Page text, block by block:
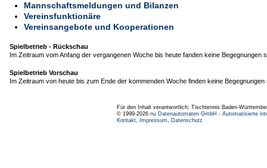
Mannschaftsmeldungen und Bilanzen
Vereinsfunktionäre
Vereinsangebote und Kooperationen
Spielbetrieb - Rückschau
Im Zeitraum vom Anfang der vergangenen Woche bis heute fanden keine Begegnungen
Spielbetrieb Vorschau
Im Zeitraum von heute bis zum Ende der kommenden Woche finden keine Begegnungen
Für den Inhalt verantwortlich: Tischtennis Baden-
© 1999-2026 nu Datenautomaten GmbH - Automatisierte
Kontakt, Impressum, Datenschutz